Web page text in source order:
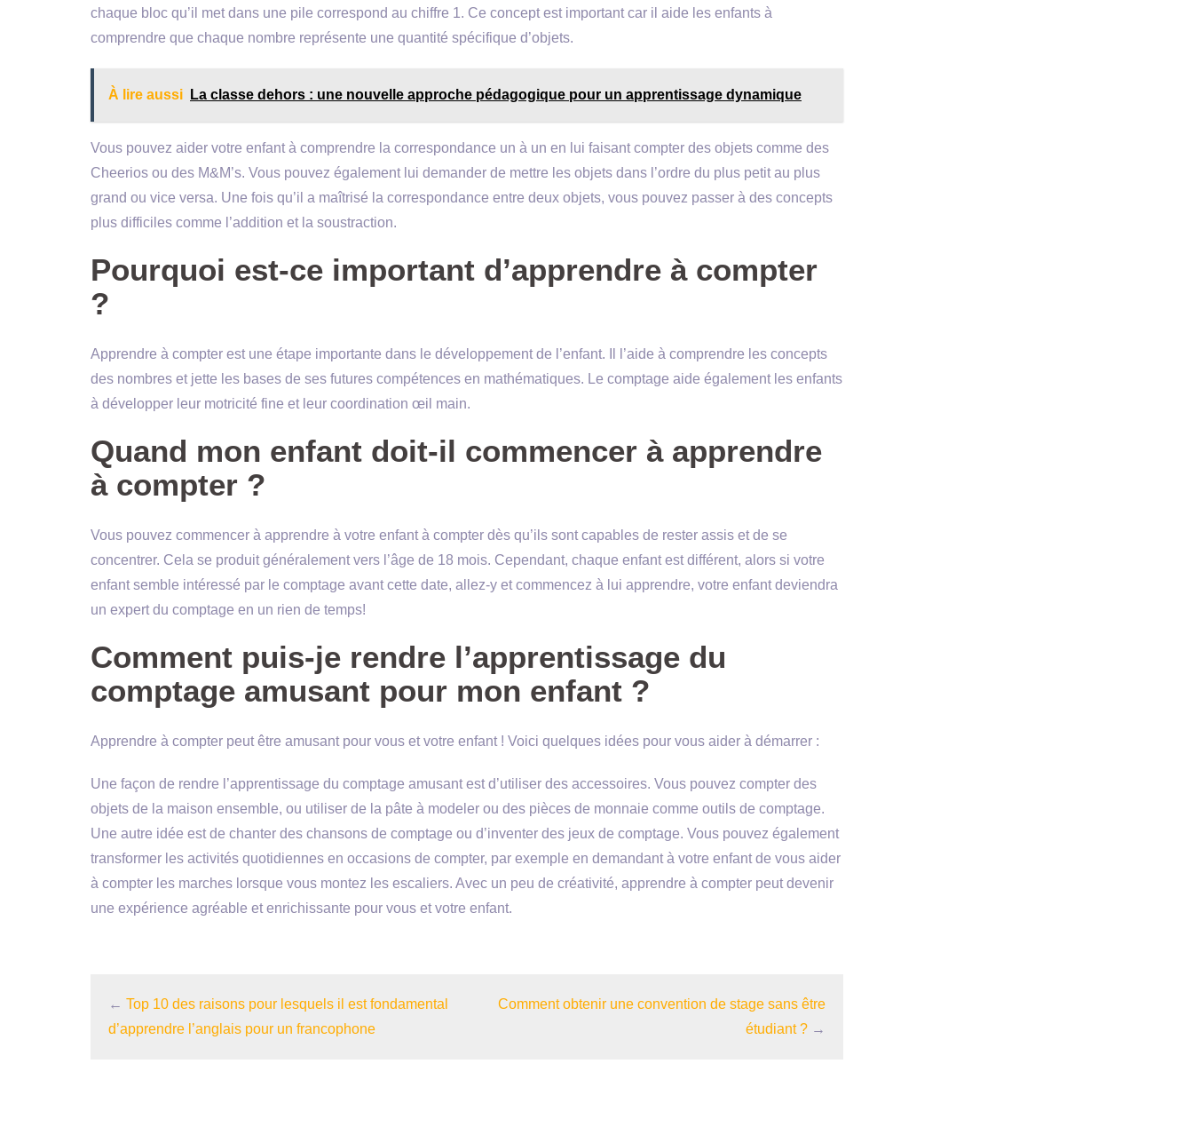
chaque bloc qu’il met dans une pile correspond au chiffre 1. Ce concept est important car il aide les enfants à
comprendre que chaque nombre représente une quantité spécifique d’objets.
À lire aussi La classe dehors : une nouvelle approche pédagogique pour un apprentissage dynamique
Vous pouvez aider votre enfant à comprendre la correspondance un à un en lui faisant compter des objets comme des
Cheerios ou des M&M’s. Vous pouvez également lui demander de mettre les objets dans l’ordre du plus petit au plus
grand ou vice versa. Une fois qu’il a maîtrisé la correspondance entre deux objets, vous pouvez passer à des concepts
plus difficiles comme l’addition et la soustraction.
Pourquoi est-ce important d’apprendre à compter
?
Apprendre à compter est une étape importante dans le développement de l’enfant. Il l’aide à comprendre les concepts
des nombres et jette les bases de ses futures compétences en mathématiques. Le comptage aide également les enfants
à développer leur motricité fine et leur coordination œil main.
Quand mon enfant doit-il commencer à apprendre
à compter ?
Vous pouvez commencer à apprendre à votre enfant à compter dès qu’ils sont capables de rester assis et de se
concentrer. Cela se produit généralement vers l’âge de 18 mois. Cependant, chaque enfant est différent, alors si votre
enfant semble intéressé par le comptage avant cette date, allez-y et commencez à lui apprendre, votre enfant deviendra
un expert du comptage en un rien de temps!
Comment puis-je rendre l’apprentissage du
comptage amusant pour mon enfant ?
Apprendre à compter peut être amusant pour vous et votre enfant ! Voici quelques idées pour vous aider à démarrer :
Une façon de rendre l’apprentissage du comptage amusant est d’utiliser des accessoires. Vous pouvez compter des
objets de la maison ensemble, ou utiliser de la pâte à modeler ou des pièces de monnaie comme outils de comptage.
Une autre idée est de chanter des chansons de comptage ou d’inventer des jeux de comptage. Vous pouvez également
transformer les activités quotidiennes en occasions de compter, par exemple en demandant à votre enfant de vous aider
à compter les marches lorsque vous montez les escaliers. Avec un peu de créativité, apprendre à compter peut devenir
une expérience agréable et enrichissante pour vous et votre enfant.
← Top 10 des raisons pour lesquels il est fondamental
d’apprendre l’anglais pour un francophone
Comment obtenir une convention de stage sans être
étudiant ?→